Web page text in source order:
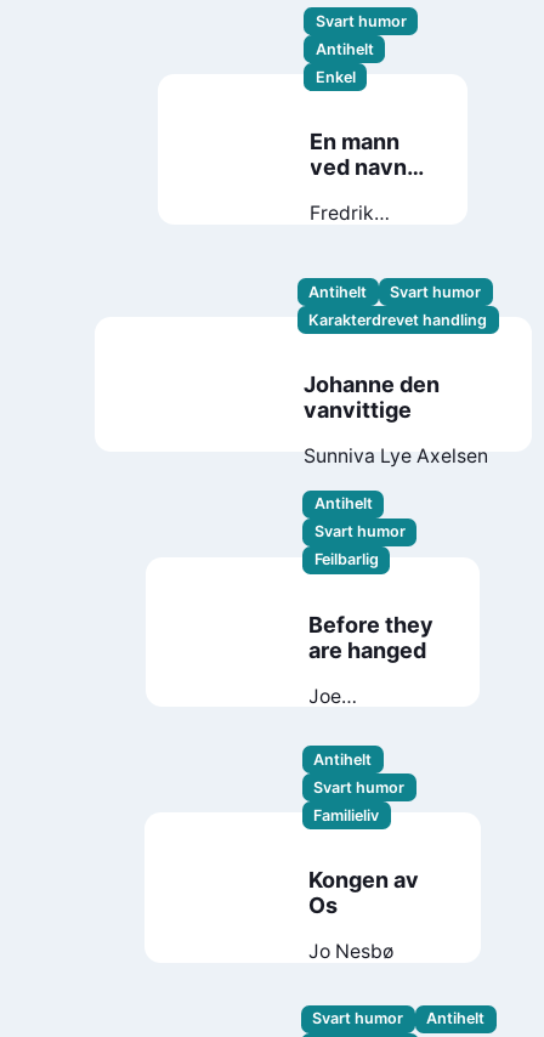
Svart humor
Antihelt
Enkel
En mann
ved navn
Fredrik
Antihelt
Svart humor
Karakterdrevet handling
Johanne den
vanvittige
Sunniva Lye Axelsen
Antihelt
Svart humor
Feilbarlig
Before they
are hanged
Joe
Antihelt
Svart humor
Familieliv
Kongen av
Os
Jo Nesbø
Svart humor
Antihelt